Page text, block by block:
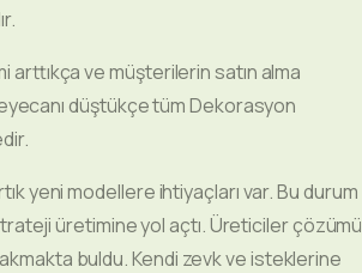
ve müşterilerin satın alma
düştükçe tüm Dekorasyon
yeni modellere ihtiyaçları var. Bu durum
üretimine yol açtı. Üreticiler çözümü
buldu. Kendi zevk ve isteklerine